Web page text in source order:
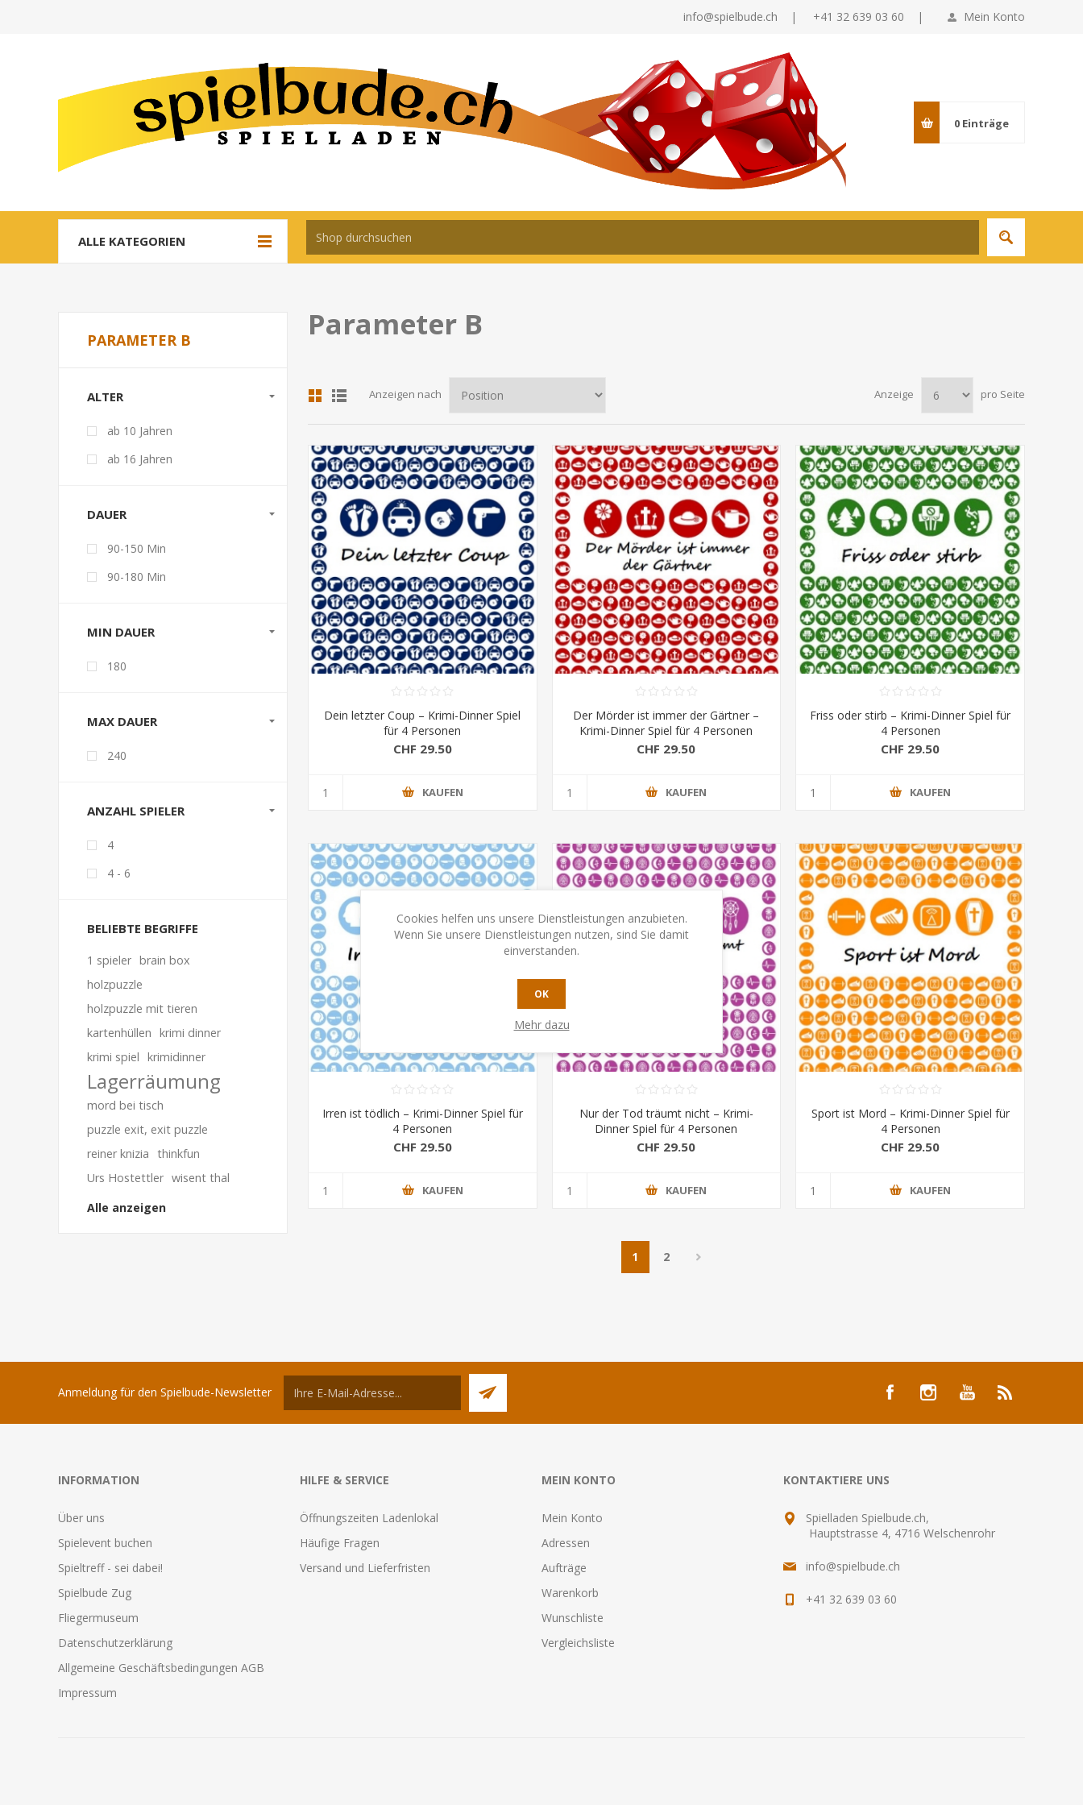
Mein Konto
info@spielbude.ch | +41 32 639 03 60 |
0 Einträge
ALLE KATEGORIEN
Parameter B
Anzeigen nach Anzeige pro Seite
Dein letzter Coup – Krimi-Dinner Spiel
für 4 Personen
CHF 29.50
KAUFEN
Der Mörder ist immer der Gärtner –
Krimi-Dinner Spiel für 4 Personen
CHF 29.50
KAUFEN
Friss oder stirb – Krimi-Dinner Spiel für
4 Personen
CHF 29.50
KAUFEN
Irren ist tödlich – Krimi-Dinner Spiel für
4 Personen
CHF 29.50
KAUFEN
Nur der Tod träumt nicht – Krimi-
Dinner Spiel für 4 Personen
CHF 29.50
KAUFEN
Sport ist Mord – Krimi-Dinner Spiel für
4 Personen
CHF 29.50
KAUFEN
1 2
PARAMETER B
ALTER
ab 10 Jahren
ab 16 Jahren
DAUER
90-150 Min
90-180 Min
MIN DAUER
180
MAX DAUER
240
ANZAHL SPIELER
4
4 - 6
BELIEBTE BEGRIFFE
1 spieler brain box
holzpuzzle
holzpuzzle mit tieren
kartenhüllen krimi dinner
krimi spiel krimidinner
Lagerräumung
mord bei tisch
puzzle exit, exit puzzle
reiner knizia thinkfun
Urs Hostettler wisent thal
Alle anzeigen
Anmeldung für den Spielbude-Newsletter
INFORMATION
Über uns
Spielevent buchen
Spieltreff - sei dabei!
Spielbude Zug
Fliegermuseum
Datenschutzerklärung
Allgemeine Geschäftsbedingungen AGB
Impressum
HILFE & SERVICE
Öffnungszeiten Ladenlokal
Häufige Fragen
Versand und Lieferfristen
MEIN KONTO
Mein Konto
Adressen
Aufträge
Warenkorb
Wunschliste
Vergleichsliste
KONTAKTIERE UNS
Spielladen Spielbude.ch,
Hauptstrasse 4, 4716 Welschenrohr
info@spielbude.ch
+41 32 639 03 60
Cookies helfen uns unsere Dienstleistungen anzubieten.
Wenn Sie unsere Dienstleistungen nutzen, sind Sie damit
einverstanden.
OK
Mehr dazu